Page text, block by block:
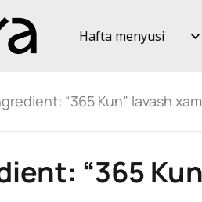
Hafta menyusi
“365 Kun” lavash
“365